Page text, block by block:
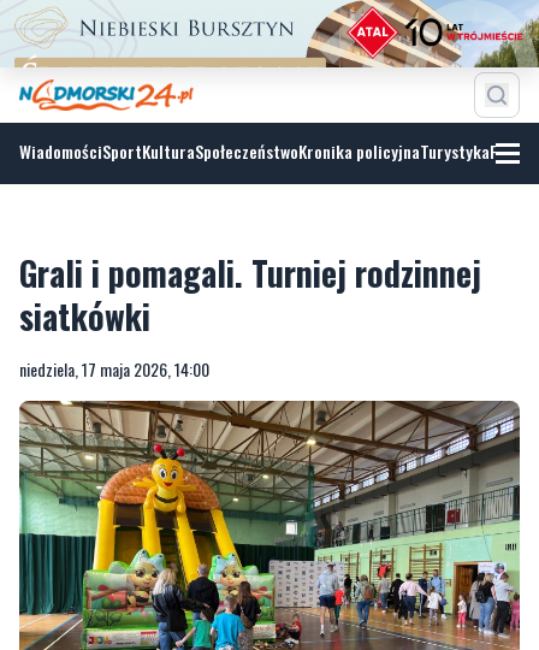
WiadomościSportKulturaSpołeczeństwoKronika policyjnaTurystyka
Grali i pomagali. Turniej rodzinnej
siatkówki
niedziela, 17 maja 2026, 14:00